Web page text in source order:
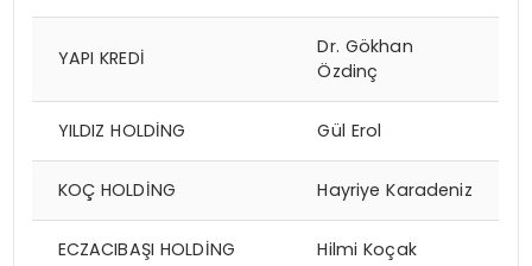
YAPI KREDİ
Dr. Gökhan
Özdinç
YILDIZ HOLDİNG Gül Erol
KOÇ HOLDİNG Hayriye Karadeniz
ECZACIBAŞI HOLDİNG Hilmi Koçak